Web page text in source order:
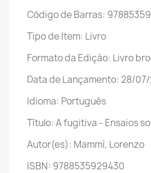
Código de Barras:
Tipo de Item: Livro
Formato da Edição: Livro
Data de Lançamento: 28/07/
Idioma: Português
Título: A fugitiva - Ensaios
Autor(es): Mammì, Lorenzo
ISBN: 9788535929430